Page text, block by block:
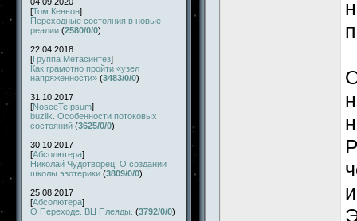
[Том Кеньон]
Переходные состояния в новые
реалии (2580/0/0)
22.04.2018
[Группа Метасинтез]
Как грамотно пройти «узел
напряженности» (3483/0/0)
31.10.2017
[NosceTeIpsum]
buzlik. Особенности потоковых
состояний (3625/0/0)
30.10.2017
[Абсолютера]
Николай Чудотворец. О создании
школы эзотерики (3809/0/0)
25.08.2017
[Абсолютера]
О Переходе. ВЦ Плеяды. (3792/0/0)